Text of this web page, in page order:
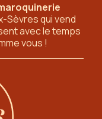
Sèvresqui vend
avec le temps
vous !